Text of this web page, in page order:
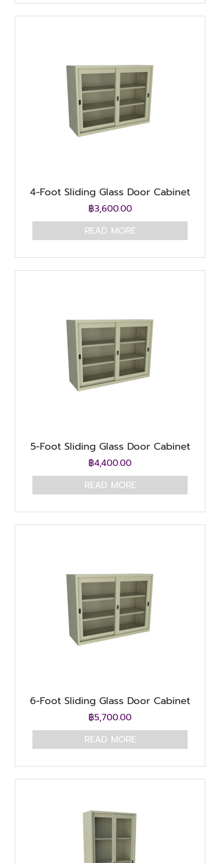
4-Foot Sliding Glass Door Cabinet
฿3,600.00
READ MORE
5-Foot Sliding Glass Door Cabinet
฿4,400.00
READ MORE
6-Foot Sliding Glass Door Cabinet
฿5,700.00
READ MORE